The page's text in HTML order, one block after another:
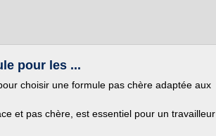
pour les ...
choisir une formule pas chère adaptée aux
et pas chère, est essentiel pour un travailleur